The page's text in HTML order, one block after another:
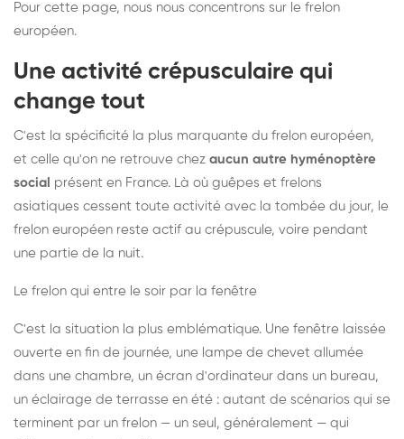
Pour cette page, nous nous concentrons sur le frelon
européen.
Une activité crépusculaire qui
change tout
C'est la spécificité la plus marquante du frelon européen,
et celle qu'on ne retrouve chez aucun autre hyménoptère
social présent en France. Là où guêpes et frelons
asiatiques cessent toute activité avec la tombée du jour, le
frelon européen reste actif au crépuscule, voire pendant
une partie de la nuit.
Le frelon qui entre le soir par la fenêtre
C'est la situation la plus emblématique. Une fenêtre laissée
ouverte en fin de journée, une lampe de chevet allumée
dans une chambre, un écran d'ordinateur dans un bureau,
un éclairage de terrasse en été : autant de scénarios qui se
terminent par un frelon — un seul, généralement — qui